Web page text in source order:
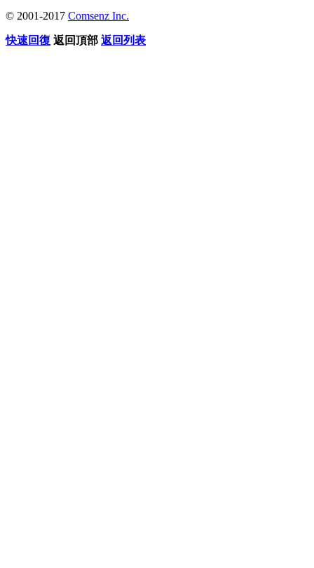
© 2001-2017 Comsenz Inc.
快速回復 返回頂部 返回列表